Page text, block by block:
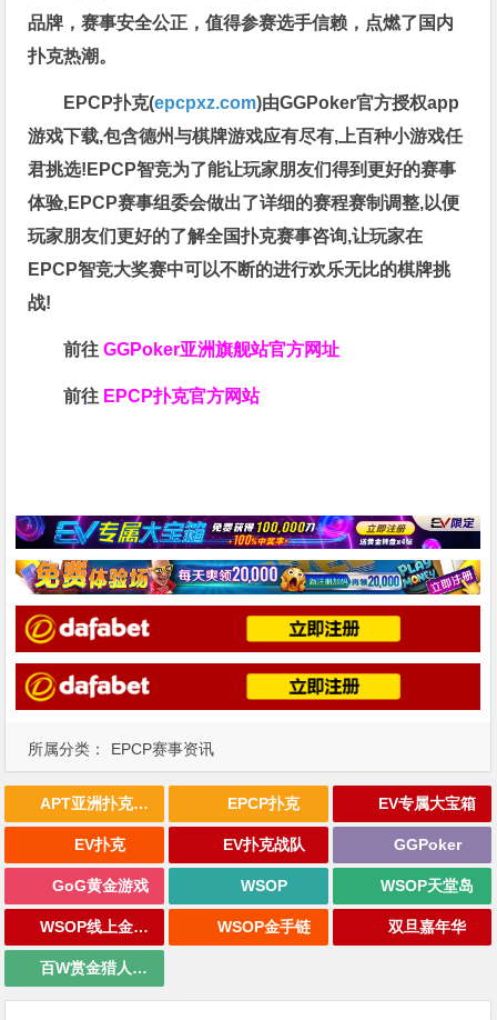
所属分类： EPCP赛事资讯
品牌，赛事安全公正，值得参赛选手信赖，点燃了国内
扑克热潮。
EPCP扑克(epcpxz.com)由GGPoker官方授权app
游戏下载,包含德州与棋牌游戏应有尽有,上百种小游戏任
君挑选!EPCP智竞为了能让玩家朋友们得到更好的赛事
体验,EPCP赛事组委会做出了详细的赛程赛制调整,以便
玩家朋友们更好的了解全国扑克赛事咨询,让玩家在
EPCP智竞大奖赛中可以不断的进行欢乐无比的棋牌挑
战!
前往GGPoker亚洲旗舰站官方网址
前往 EPCP扑克官方网站
APT亚洲扑克巡回赛 EPCP扑克 EV专属大宝箱
EV扑克 EV扑克战队 GGPoker
GoG黄金游戏 WSOP WSOP天堂岛
WSOP线上金手链 WSOP金手链 双旦嘉年华
百W赏金猎人大奖赛